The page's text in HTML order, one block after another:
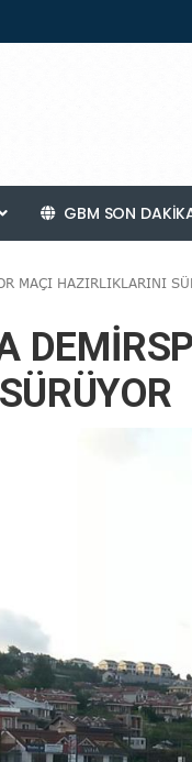
GBM SON
MAÇI HAZIRLIKLARINI